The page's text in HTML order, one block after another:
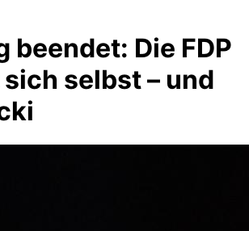
beendet: Die FDP
selbst – und